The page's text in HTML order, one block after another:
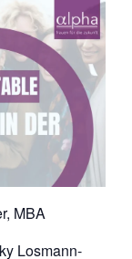
MBA
Losmann-